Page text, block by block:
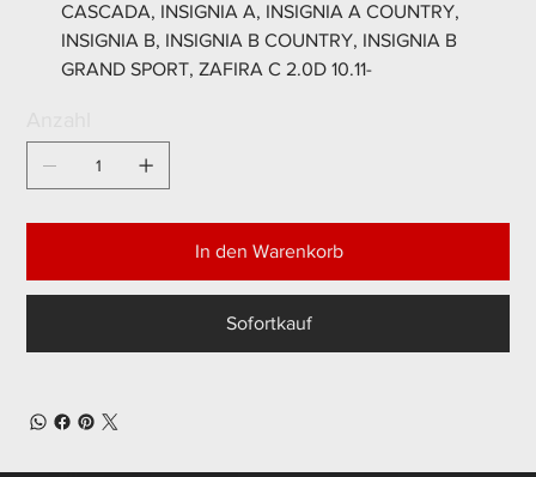
CASCADA, INSIGNIA A, INSIGNIA A COUNTRY,
INSIGNIA B, INSIGNIA B COUNTRY, INSIGNIA B
GRAND SPORT, ZAFIRA C 2.0D 10.11-
In den Warenkorb
Sofortkauf